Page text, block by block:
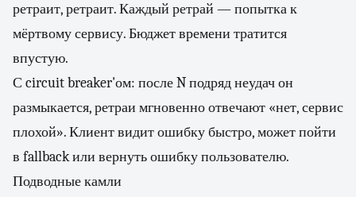
ретраит, ретраит. Каждый ретрай — попытка к
мёртвому сервису. Бюджет времени тратится
впустую.
С circuit breaker'ом: после N подряд неудач он
размыкается, ретраи мгновенно отвечают «нет, сервис
плохой». Клиент видит ошибку быстро, может пойти
в fallback или вернуть ошибку пользователю.
Подводные камли